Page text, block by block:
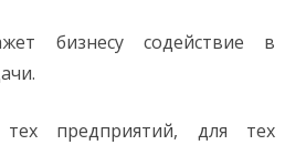
бизнесу содействие в
предприятий, для тех